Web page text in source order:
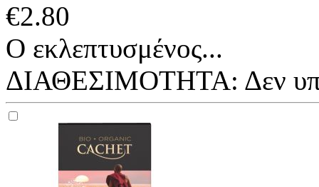
€2.80
Ο εκλεπτυσμένος...
ΔΙΑΘΕΣΙΜΟΤΗΤΑ: Δεν